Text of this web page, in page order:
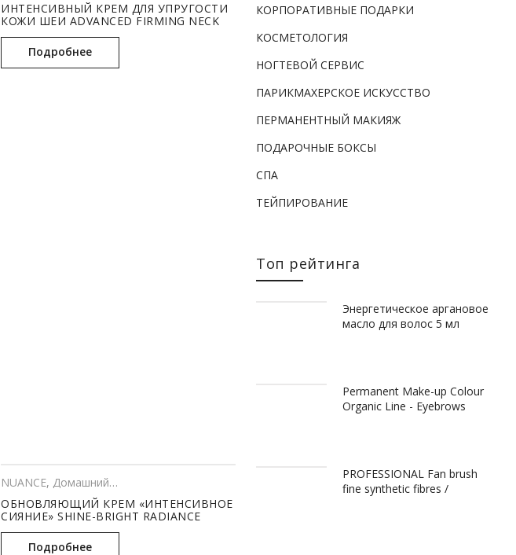
ИНТЕНСИВНЫЙ КРЕМ ДЛЯ УПРУГОСТИ
КОЖИ ШЕИ ADVANCED FIRMING NECK
CREAM (50 МЛ)
Подробнее
NUANCE, Домашний уход
ОБНОВЛЯЮЩИЙ КРЕМ «ИНТЕНСИВНОЕ
СИЯНИЕ» SHINE-BRIGHT RADIANCE
ENHANCER, pH – 3.6-4.5 (50 МЛ)
Подробнее
КОРПОРАТИВНЫЕ ПОДАРКИ
КОСМЕТОЛОГИЯ
НОГТЕВОЙ СЕРВИС
ПАРИКМАХЕРСКОЕ ИСКУССТВО
ПЕРМАНЕНТНЫЙ МАКИЯЖ
ПОДАРОЧНЫЕ БОКСЫ
СПА
ТЕЙПИРОВАНИЕ
Топ рейтинга
Энергетическое аргановое
масло для волос 5 мл
Permanent Make-up Colour
Organic Line - Eyebrows
PROFESSIONAL Fan brush
fine synthetic fibres /